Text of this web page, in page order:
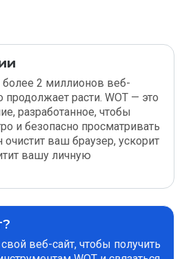
2 миллионов веб-
продолжает расти. WOT — это
разработанное, чтобы
и безопасно просматривать
ваш браузер, ускорит
вашу личную
веб-сайт, чтобы получить